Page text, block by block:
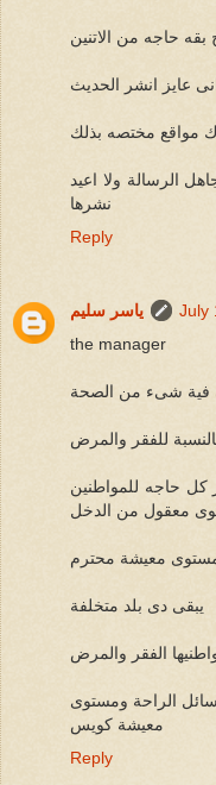
بقه حاجه من الاتنين
انى عايز انشر الحديث
مواقع مختصه بذلك
الرسالة ولا اعيد
نشرها
Reply
ياسر سليم
July
the manager
فية شىء من الصحة
للفقر والمرض
كل حاجه للمواطنين
معقول من الدخل
يبقى دى بلد متخلفة
الفقر والمرض
الراحة ومستوى
معيشة كويس
Reply